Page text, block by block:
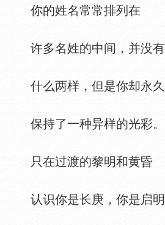
你的姓名常常排列在
许多名姓的中间，并没有
什么两样，但是你却永久
保持了一种异样的光彩。
只在过渡的黎明和黄昏
认识你是长庚，你是启明